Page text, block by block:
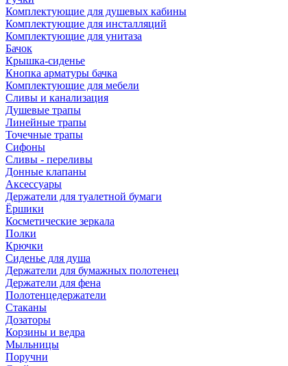
Комплектующие для душевых кабины
Комплектующие для инсталляций
Комплектующие для унитаза
Бачок
Крышка-сиденье
Кнопка арматуры бачка
Комплектующие для мебели
Сливы и канализация
Душевые трапы
Линейные трапы
Точечные трапы
Сифоны
Сливы - переливы
Донные клапаны
Аксессуары
Держатели для туалетной бумаги
Ёршики
Косметические зеркала
Полки
Крючки
Сиденье для душа
Держатели для бумажных полотенец
Держатели для фена
Полотенцедержатели
Стаканы
Дозаторы
Корзины и ведра
Мыльницы
Поручни